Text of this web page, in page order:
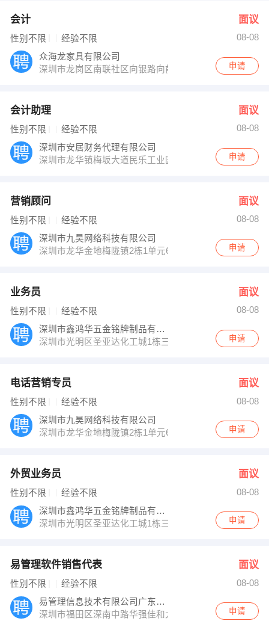
会计 面议
性别不限 经验不限
08-08
众海龙家具有限公司
深圳市龙岗区南联社区向银路向前村工业区D栋
申请
会计助理 面议
性别不限 经验不限
08-08
深圳市安居财务代理有限公司
深圳市龙华镇梅坂大道民乐工业园安居大厦
申请
营销顾问 面议
性别不限 经验不限
08-08
深圳市九昊网络科技有限公司
深圳市龙华金地梅陇镇2栋1单元6A
申请
业务员 面议
性别不限 经验不限
08-08
深圳市鑫鸿华五金铭牌制品有限公司
深圳市光明区圣亚达化工城1栋三楼
申请
电话营销专员 面议
性别不限 经验不限
08-08
深圳市九昊网络科技有限公司
深圳市龙华金地梅陇镇2栋1单元6A
申请
外贸业务员 面议
性别不限 经验不限
08-08
深圳市鑫鸿华五金铭牌制品有限公司
深圳市光明区圣亚达化工城1栋三楼
申请
易管理软件销售代表 面议
性别不限 经验不限
08-08
易管理信息技术有限公司广东省总代
深圳市福田区深南中路华强佳和大厦1809-1810室申请